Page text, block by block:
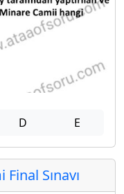
D E
Sınavı